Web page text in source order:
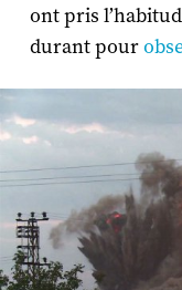
ont pris
durant pour